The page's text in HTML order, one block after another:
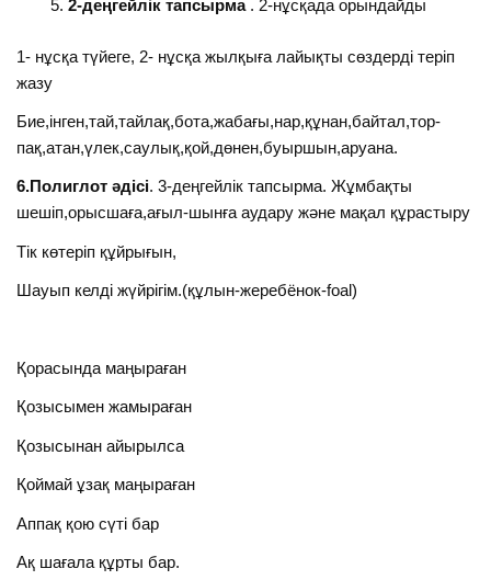
2-деңгейлік тапсырма. 2-нұсқада орындайды
1- нұсқа түйеге, 2- нұсқа жылқыға лайықты сөздерді теріп
жазу
Бие,інген,тай,тайлақ,бота,жабағы,нар,құнан,байтал,тор-
пақ,атан,үлек,саулық,қой,дөнен,буыршын,аруана.
6.Полиглот әдісі. 3-деңгейлік тапсырма. Жұмбақты
шешіп,орысшаға,ағыл-шынға аудару және мақал құрастыру
Тік көтеріп құйрығын,
Шауып келді жүйрігім.(құлын-жеребёнок-foal)
Қорасында маңыраған
Қозысымен жамыраған
Қозысынан айырылса
Қоймай ұзақ маңыраған
Аппақ қою сүті бар
Ақ шағала құрты бар.